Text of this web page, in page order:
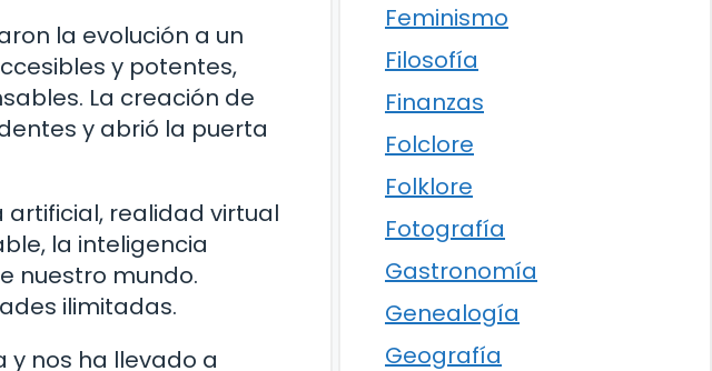
la evolución a un
y potentes,
La creación de
y abrió la puerta
artificial, realidad virtual
la inteligencia
nuestro mundo.
ilimitadas.
y nos ha llevado a
Feminismo
Filosofía
Finanzas
Folclore
Folklore
Fotografía
Gastronomía
Genealogía
Geografía